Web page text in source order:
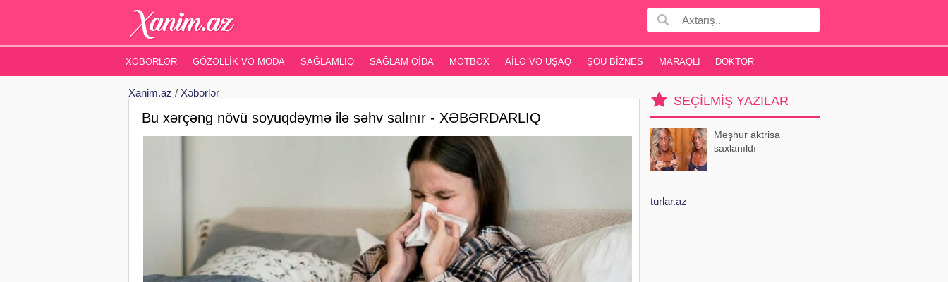
XƏBƏRLƏR GÖZƏLLIK VƏ MODA SAĞLAMLIQ SAĞLAM QIDA MƏTBƏX AILƏ VƏ UŞAQ ŞOU BIZNES MARAQLI DOKTOR
Xanim.az / Xəbərlər
Bu xərçəng növü soyuqdəymə ilə səhv salınır - XƏBƏRDARLIQ
SEÇILMIŞ YAZILAR
Məşhur aktrisa
saxlanıldı
turlar.az